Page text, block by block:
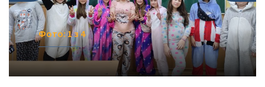
Фото: 1 з 4
Фото: 1 з 4